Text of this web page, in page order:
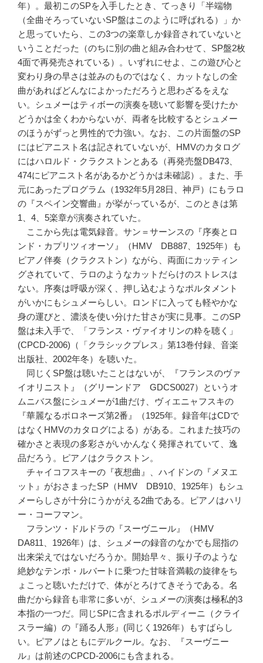
年）。最初このSPを入手したとき、てっきり「半端物
（全曲そろっていないSP盤はこのように呼ばれる）」か
と思っていたら、この3つの楽章しか録音されていないと
いうことだった（のちに別の曲と組み合わせて、SP盤2枚
4面で再発売されている）。いずれにせよ、この遊び心と
変わり身の早さは並みのものではなく、カットなしの全
曲があればどんなによかっただろうと思わざるをえな
い。シュメーはティボーの演奏を聴いて影響を受けたか
どうかは全くわからないが、両者を比較するとシュメー
のほうがずっと男性的で力強い。なお、この片面盤のSP
にはピアニスト名は記されていないが、HMVのカタログ
にはハロルド・クラクストンとある（再発売盤DB473、
474にピアニスト名があるかどうかは未確認）。また、手
元にあったプログラム（1932年5月28日、神戸）にもラロ
の『スペイン交響曲』が挙がっているが、このときは第
1、4、5楽章が演奏されていた。
ここから先は電気録音。サン＝サーンスの『序奏とロ
ンド・カプリツィオーソ』（HMV DB887、1925年）も
ピアノ伴奏（クラクストン）ながら、両面にカッティン
グされていて、ラロのようなカットだらけのストレスは
ない。序奏は呼吸が深く、押し込むようなポルタメント
がいかにもシュメーらしい。ロンドに入っても軽やかな
身の運びと、濃淡を使い分けた甘さが実に見事。このSP
盤は未入手で、「フランス・ヴァイオリンの粋を聴く」
(CPCD-2006)（「クラシックプレス」第13巻付録、音楽
出版社、2002年冬）を聴いた。
同じくSP盤は聴いたことはないが、『フランスのヴァ
イオリニスト』（グリーンドア GDCS0027）というオ
ムニバス盤にシュメーが1曲だけ、ヴィエニャフスキの
『華麗なるポロネーズ第2番』（1925年。録音年はCDで
はなくHMVのカタログによる）がある。これまた技巧の
確かさと表現の多彩さがいかんなく発揮されていて、逸
品だろう。ピアノはクラクストン。
チャイコフスキーの『夜想曲』、ハイドンの『メヌエ
ット』がおさまったSP（HMV DB910、1925年）もシュ
メーらしさが十分にうかがえる2曲である。ピアノはハリ
ー・コーフマン。
フランツ・ドルドラの『スーヴニール』（HMV
DA811、1926年）は、シュメーの録音のなかでも屈指の
出来栄えではないだろうか。開始早々、振り子のような
絶妙なテンポ・ルバートに乗つた甘味音満載の旋律をち
ょこっと聴いただけで、体がとろけてきそうである。名
曲だから録音も非常に多いが、シュメーの演奏は極私的3
本指の一つだ。同じSPに含まれるポルディーニ（クライ
スラー編）の『踊る人形』(同じく1926年）もすばらし
い。ピアノはともにデルクール。なお、『スーヴニー
ル』は前述のCPCD-2006にも含まれる。